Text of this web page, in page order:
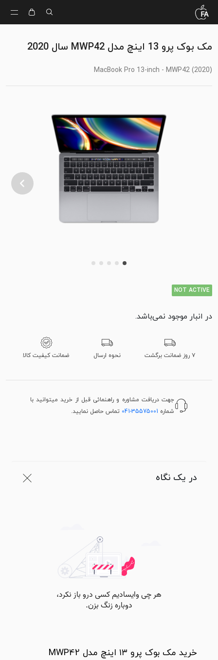
مک بوک پرو 13 اینچ مدل MWP42 سال 2020
(MacBook Pro 13-inch - MWP42 (2020
NOT ACTIVE
در انبار موجود نمی‌باشد.
۷ روز ضمانت برگشت نحوه ارسال ضمانت کیفیت کالا
جهت دریافت مشاوره و راهنمائی قبل از خرید میتوانید با
شماره 041-35575001 تماس حاصل نمایید.
در یک نگاه
خرید مک بوک پرو ۱۳ اینچ مدل MWP42